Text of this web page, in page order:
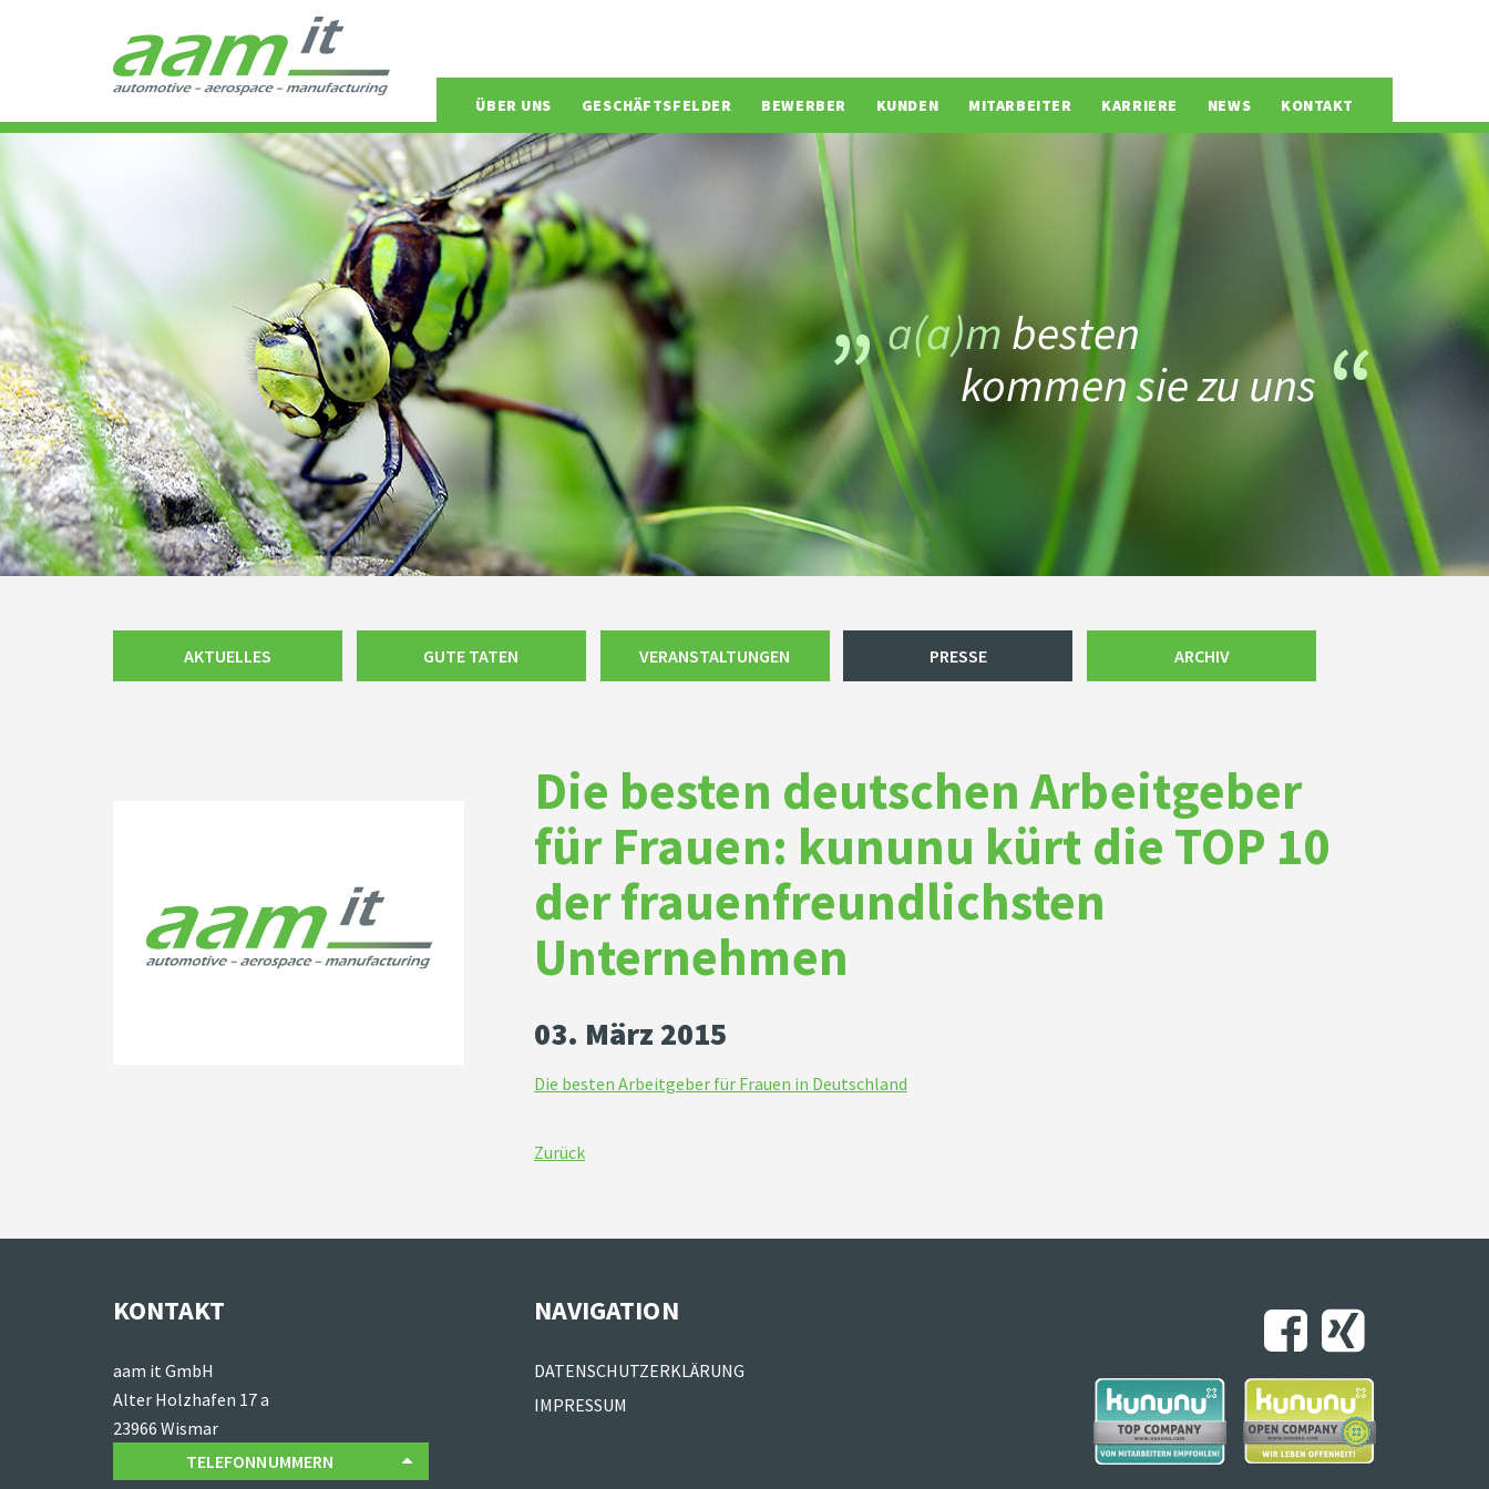
ÜBER UNS GESCHÄFTSFELDER BEWERBER KUNDEN MITARBEITER KARRIERE NEWS KONTAKT
a(a)m besten
kommen sie zu uns
AKTUELLES GUTE TATEN VERANSTALTUNGEN PRESSE ARCHIV
Die besten deutschen Arbeitgeber
für Frauen: kununu kürt die TOP 10
der frauenfreundlichsten
Unternehmen
03. März 2015
Die besten Arbeitgeber für Frauen in Deutschland
Zurück
KONTAKT
aam it GmbH
Alter Holzhafen 17 a
23966 Wismar
TELEFONNUMMERN
NAVIGATION
Navigation
überspringen
DATENSCHUTZERKLÄRUNG
IMPRESSUM